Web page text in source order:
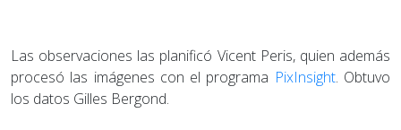
Las observaciones las planificó Vicent Peris, quien además
procesó las imágenes con el programa PixInsight. Obtuvo
los datos Gilles Bergond.